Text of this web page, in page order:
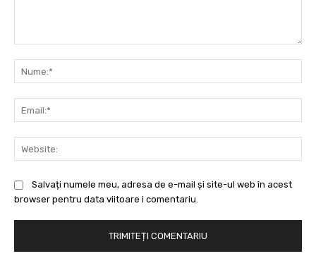
Salvați numele meu, adresa de e-mail și site-ul web în acest
browser pentru data viitoare i comentariu.